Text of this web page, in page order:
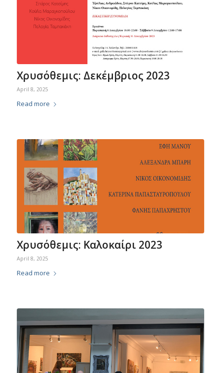
Χρυσόθεμις: Δεκέμβριος 2023
April 8, 2025
Read more
Χρυσόθεμις: Καλοκαίρι 2023
April 8, 2025
Read more